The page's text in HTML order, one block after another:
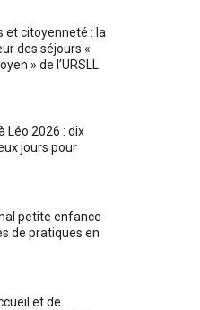
et citoyenneté : la
des séjours «
» de l’URSLL
Léo 2026 : dix
jours pour
petite enfance
de pratiques en
et de